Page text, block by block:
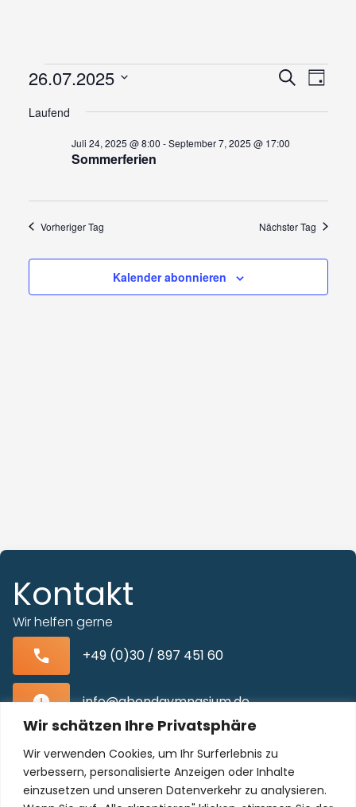
Wir schätzen Ihre Privatsphäre
Wir verwenden Cookies, um Ihr Surferlebnis zu
verbessern, personalisierte Anzeigen oder Inhalte
einzusetzen und unseren Datenverkehr zu analysieren.
Veranstaltungen
für
Juli
26,
2025
und
SucheTag
26.07.2025
wählen.
Laufend
Sommerferien
Juli 24, 2025 @ 8:00 -September 7, 2025 @ 17:00
Vorheriger Tag Nächster Tag
Kalender abonnieren
Kontakt
Wir helfen gerne
+49 (0)30 / 897 451 60
info@abendgymnasium.de
Blissestraße 22, 10713 Berlin-Wilmersdorf